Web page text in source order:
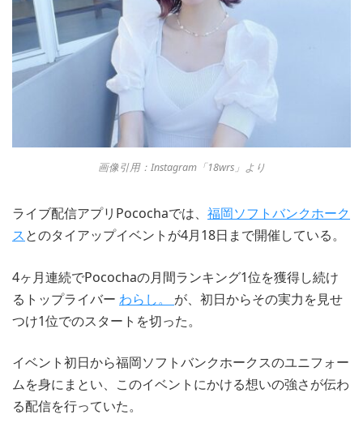
画像引用：Instagram「18wrs」より
ライブ配信アプリPocochaでは、 福岡ソフトバンクホーク
スとのタイアップイベントが4月18日まで開催している。
4ヶ月連続でPocochaの月間ランキング1位を獲得し続け
るトップライバー わらし。 が、初日からその実力を見せ
つけ1位でのスタートを切った。
イベント初日から福岡ソフトバンクホークスのユニフォー
ムを身にまとい、このイベントにかける想いの強さが伝わ
る配信を行っていた。